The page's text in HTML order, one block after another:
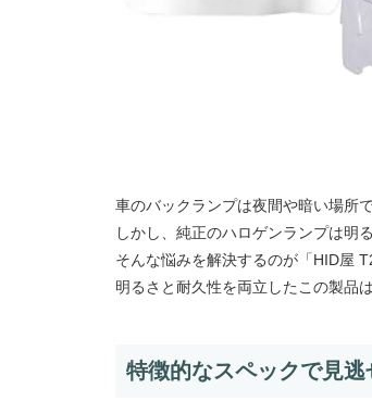
車のバックランプは夜間や暗い場所
しかし、純正のハロゲンランプは明
そんな悩みを解決するのが「HID屋
明るさと耐久性を両立したこの製品
特徴的なスペックで見逃